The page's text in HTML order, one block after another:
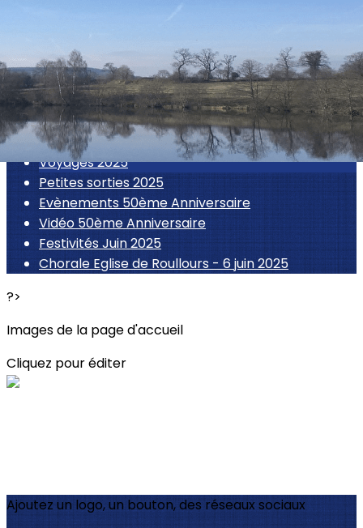
Exporter les lignes sélectionnées
Exporter toutes les colonnes
Exporter uniquement les colonnes affichées
Menu
>
Voyages 2025
Petites sorties 2025
Evènements 50ème Anniversaire
Vidéo 50ème Anniversaire
Festivités Juin 2025
Chorale Eglise de Roullours - 6 juin 2025
?>
Images de la page d'accueil
Cliquez pour éditer
Ajoutez un logo, un bouton, des réseaux sociaux